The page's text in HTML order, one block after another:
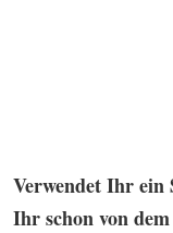
Verwendet Ihr ein
Ihr schon von dem